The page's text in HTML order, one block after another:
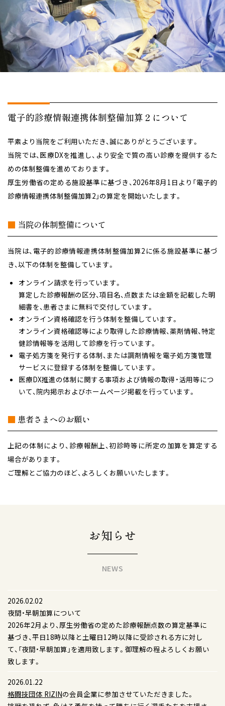
電子的診療情報連携体制整備加算２について
平素より当院をご利用いただき、誠にありがとうございます。
当院では、医療DXを推進し、より安全で質の高い診療を提供するた
めの体制整備を進めております。
厚生労働省の定める施設基準に基づき、2026年8月1日より「電子的
診療情報連携体制整備加算2」の算定を開始いたします。
■ 当院の体制整備について
当院は、電子的診療情報連携体制整備加算2に係る施設基準に基づ
き、以下の体制を整備しています。
オンライン請求を行っています。
算定した診療報酬の区分、項目名、点数または金額を記載した明
細書を、患者さまに無料で交付しています。
オンライン資格確認を行う体制を整備しています。
オンライン資格確認等により取得した診療情報、薬剤情報、特定
健診情報等を活用して診療を行っています。
電子処方箋を発行する体制、または調剤情報を電子処方箋管理
サービスに登録する体制を整備しています。
医療DX推進の体制に関する事項および情報の取得・活用等につ
いて、院内掲示およびホームページ掲載を行っています。
■ 患者さまへのお願い
上記の体制により、診療報酬上、初診時等に所定の加算を算定する
場合があります。
ご理解とご協力のほど、よろしくお願いいたします。
お知 ら せ
NEWS
2026.02.02
夜間・早朝加算について
2026年2月より、厚生労働省の定めた診療報酬点数の算定基準に
基づき、平日18時以降と土曜日12時以降に受診される方に対し
て、「夜間・早朝加算」を適用致します。御理解の程よろしくお願い
致します。
2026.01.22
格闘技団体 RIZINの会員企業に参加させていただきました。